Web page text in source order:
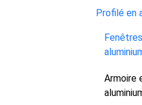
Profilé en
Armoire